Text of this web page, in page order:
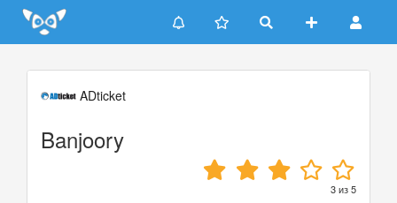
Update cookies preferences
ADticket
Banjoory
3из5